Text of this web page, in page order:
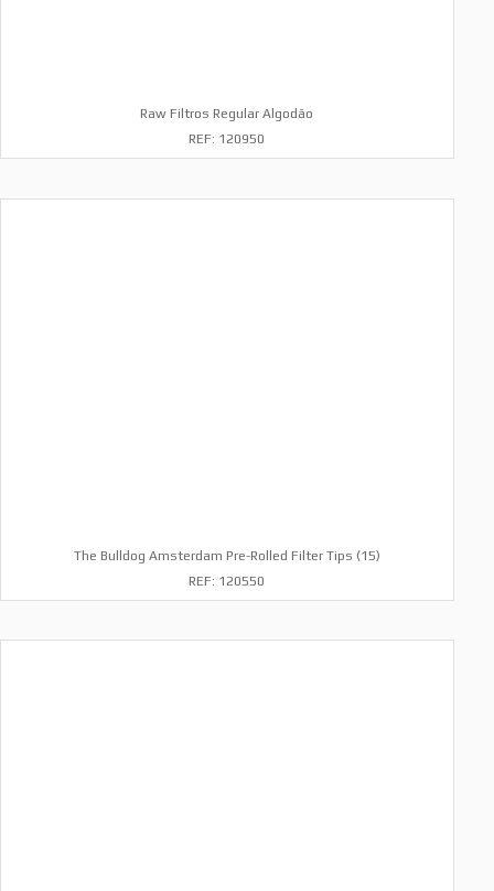
Raw Filtros Regular Algodão
REF: 120950
The Bulldog Amsterdam Pre-Rolled Filter Tips (15)
REF: 120550